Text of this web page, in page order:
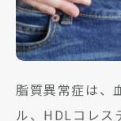
脂質異常症は、
ル、HDLコレス